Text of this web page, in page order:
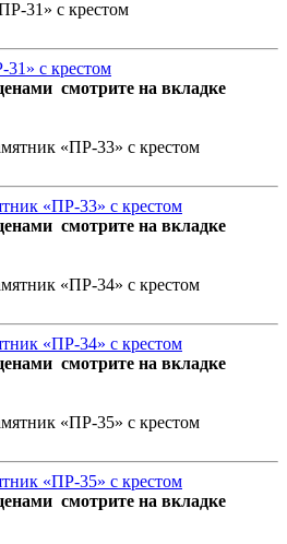
с крестом
смотрите на вкладке
«ПР-33» с крестом
смотрите на вкладке
«ПР-34» с крестом
смотрите на вкладке
«ПР-35» с крестом
смотрите на вкладке